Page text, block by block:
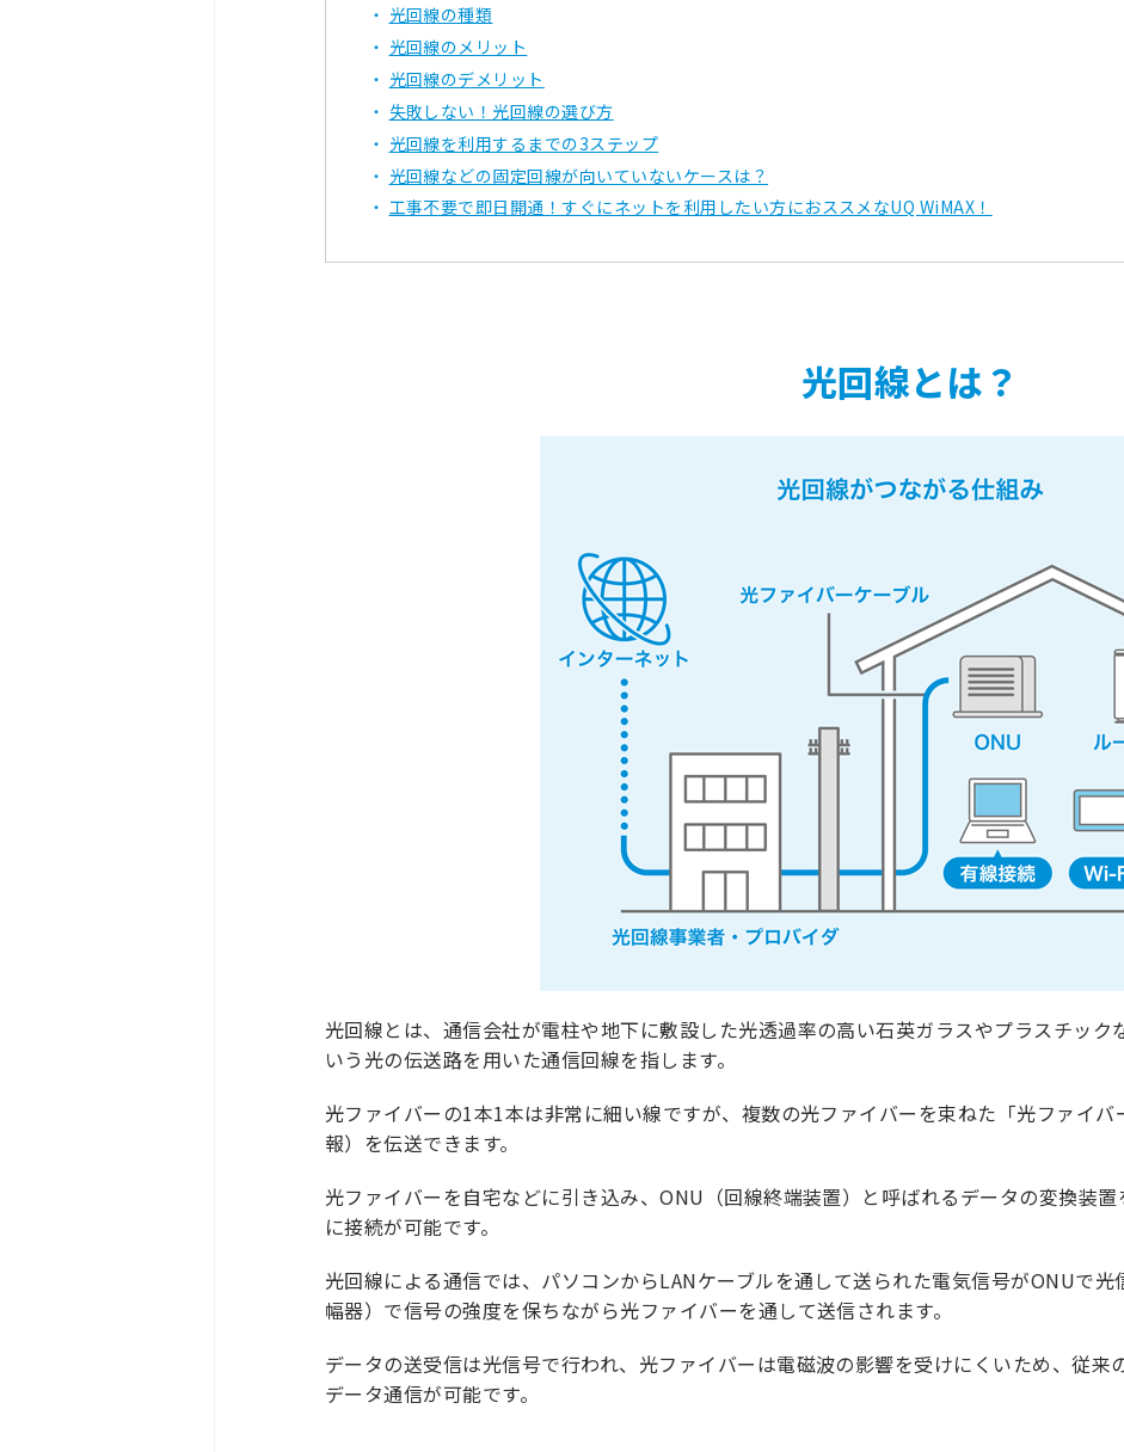
光回線の種類
光回線のメリット
光回線のデメリット
失敗しない！光回線の選び方
光回線を利用するまでの3ステップ
光回線などの固定回線が向いていないケースは？
工事不要で即日開通！すぐにネットを利用したい方におススメなUQ WiMAX！
光回線とは？
光回線とは、通信会社が電柱や地下に敷設した光透過率の高い石英ガラスやプラスチック
いう光の伝送路を用いた通信回線を指します。
光ファイバーの1本1本は非常に細い線ですが、複数の光ファイバーを束ねた「光ファイ
報）を伝送できます。
光ファイバーを自宅などに引き込み、ONU（回線終端装置）と呼ばれるデータの変換装
に接続が可能です。
光回線による通信では、パソコンからLANケーブルを通して送られた電気信号がONUで
幅器）で信号の強度を保ちながら光ファイバーを通して送信されます。
データの送受信は光信号で行われ、光ファイバーは電磁波の影響を受けにくいため、従
データ通信が可能です。